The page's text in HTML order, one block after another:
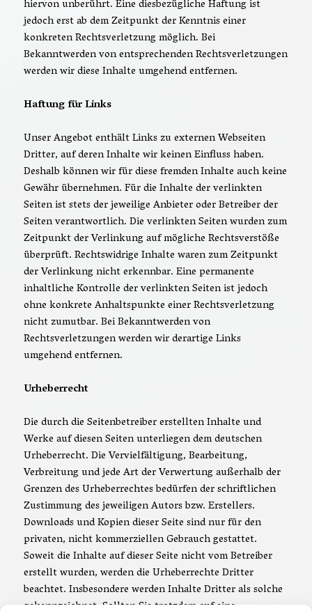
hiervon unberührt. Eine diesbezügliche Haftung ist
jedoch erst ab dem Zeitpunkt der Kenntnis einer
konkreten Rechtsverletzung möglich. Bei
Bekanntwerden von entsprechenden Rechtsverletzungen
werden wir diese Inhalte umgehend entfernen.
Haftung für Links
Unser Angebot enthält Links zu externen Webseiten
Dritter, auf deren Inhalte wir keinen Einfluss haben.
Deshalb können wir für diese fremden Inhalte auch keine
Gewähr übernehmen. Für die Inhalte der verlinkten
Seiten ist stets der jeweilige Anbieter oder Betreiber der
Seiten verantwortlich. Die verlinkten Seiten wurden zum
Zeitpunkt der Verlinkung auf mögliche Rechtsverstöße
überprüft. Rechtswidrige Inhalte waren zum Zeitpunkt
der Verlinkung nicht erkennbar. Eine permanente
inhaltliche Kontrolle der verlinkten Seiten ist jedoch
ohne konkrete Anhaltspunkte einer Rechtsverletzung
nicht zumutbar. Bei Bekanntwerden von
Rechtsverletzungen werden wir derartige Links
umgehend entfernen.
Urheberrecht
Die durch die Seitenbetreiber erstellten Inhalte und
Werke auf diesen Seiten unterliegen dem deutschen
Urheberrecht. Die Vervielfältigung, Bearbeitung,
Verbreitung und jede Art der Verwertung außerhalb der
Grenzen des Urheberrechtes bedürfen der schriftlichen
Zustimmung des jeweiligen Autors bzw. Erstellers.
Downloads und Kopien dieser Seite sind nur für den
privaten, nicht kommerziellen Gebrauch gestattet.
Soweit die Inhalte auf dieser Seite nicht vom Betreiber
erstellt wurden, werden die Urheberrechte Dritter
beachtet. Insbesondere werden Inhalte Dritter als solche
gekennzeichnet. Sollten Sie trotzdem auf eine